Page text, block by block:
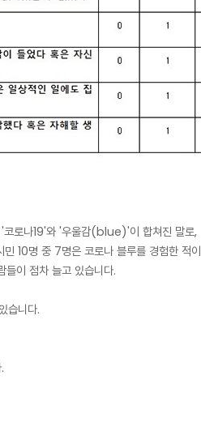
'코로나19'와 '우울감(blue)'이 합쳐진 말로,
10명 중 7명은 코로나 블루를 경험한 적이
들이 점차 늘고 있습니다.
습니다.